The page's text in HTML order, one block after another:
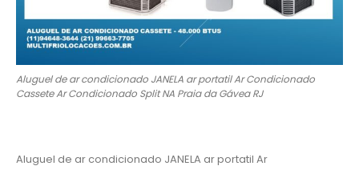
Aluguel de ar condicionado JANELA ar portatil Ar Condicionado
Cassete Ar Condicionado Split NA Praia da Gávea RJ
Aluguel de ar condicionado JANELA ar portatil Ar